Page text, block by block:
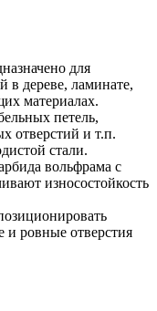
для
в дереве, ламинате,
материалах.
петель,
отверстий и т.п.
стали.
вольфрама с
износостойкость
и ровные отверстия